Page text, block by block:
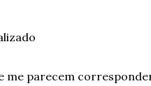
me parecem